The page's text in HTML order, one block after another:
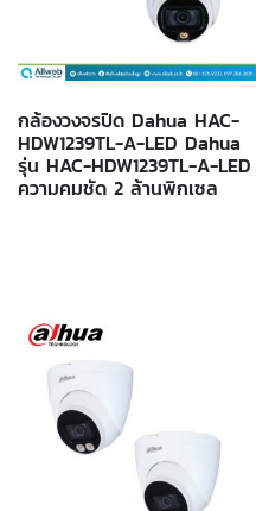
กล้องวงจรปิด Dahua HAC-
HDW1239TL-A-LED Dahua
รุ่น HAC-HDW1239TL-A-LED
ความคมชัด 2 ล้านพิกเซล